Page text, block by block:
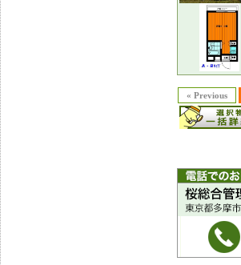
« Previous